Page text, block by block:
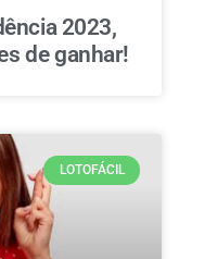
2023,
de ganhar!
LOTOFÁCIL